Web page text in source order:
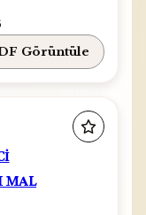
Görüntüle
MAL